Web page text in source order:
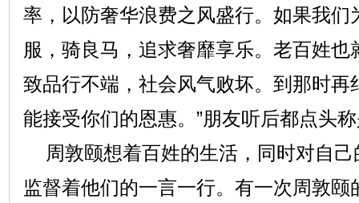
率，以防奢华浪费之风盛行。如果我们
服，骑良马，追求奢靡享乐。老百姓也
致品行不端，社会风气败坏。到那时再
能接受你们的恩惠。”朋友听后都点头
周敦颐想着百姓的生活，同时对自己
监督着他们的一言一行。有一次周敦颐